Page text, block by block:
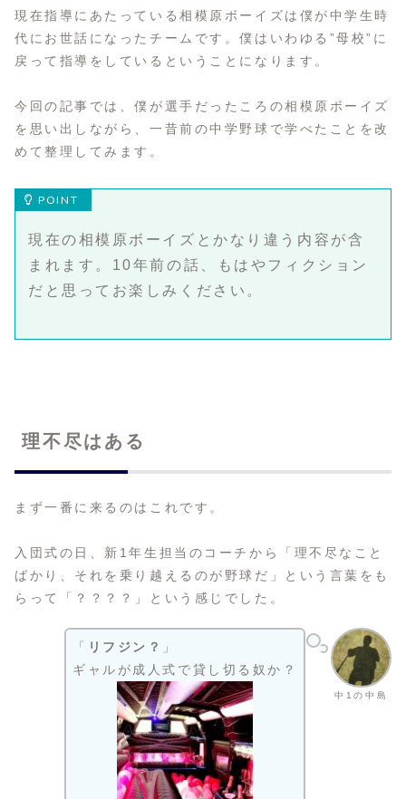
現在指導にあたっている相模原ボーイズは僕が中学生時
代にお世話になったチームです。僕はいわゆる”母校”に
戻って指導をしているということになります。
今回の記事では、僕が選手だったころの相模原ボーイズ
を思い出しながら、一昔前の中学野球で学べたことを改
めて整理してみます。
現在の相模原ボーイズとかなり違う内容が含
まれます。10年前の話、もはやフィクション
だと思ってお楽しみください。
理不尽はある
まず一番に来るのはこれです。
入団式の日、新1年生担当のコーチから「理不尽なこと
ばかり、それを乗り越えるのが野球だ」という言葉をも
らって「？？？？」という感じでした。
中1の中島
「 リフジン？
」
ギャルが成人式で貸し切る奴か？